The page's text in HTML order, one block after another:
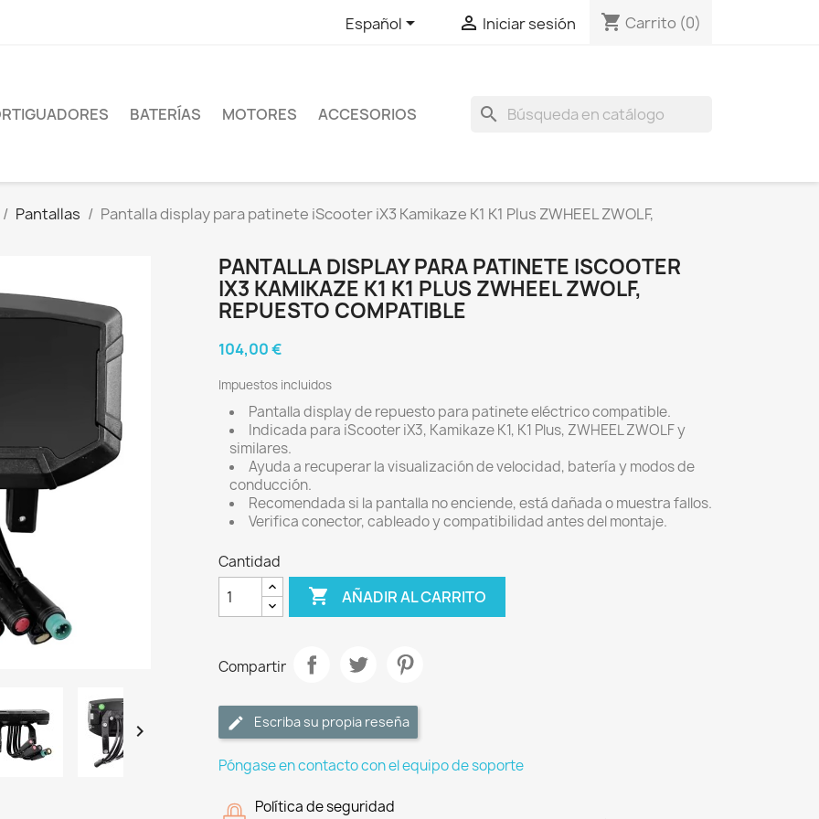
Español  Iniciar sesión shopping_cart Carrito (0)
BATERÍAS MOTORES ACCESORIOS search
Pantallas Pantalla display para patinete iScooter iX3 Kamikaze K1 K1 Plus ZWHEEL ZWOLF,

PANTALLA DISPLAY PARA PATINETE ISCOOTER
IX3 KAMIKAZE K1 K1 PLUS ZWHEEL ZWOLF,
REPUESTO COMPATIBLE
104,00 €
Impuestos incluidos
Pantalla display de repuesto para patinete eléctrico compatible.
Indicada para iScooter iX3, Kamikaze K1, K1 Plus, ZWHEEL ZWOLF y
similares.
Ayuda a recuperar la visualización de velocidad, batería y modos de
conducción.
Recomendada si la pantalla no enciende, está dañada o muestra fallos.
Verifica conector, cableado y compatibilidad antes del montaje.
Cantidad
 AÑADIR AL CARRITO
Compartir
Escriba su propia reseña
Póngase en contacto con el equipo de soporte
Política de seguridad